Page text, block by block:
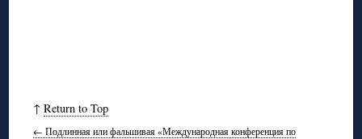
↑Return to Top
← Подлинная или фальшивая «Международная конференция по